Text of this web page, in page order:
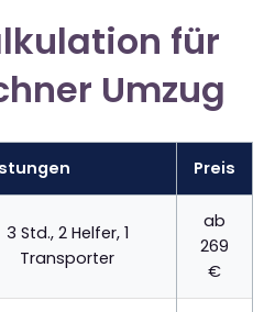
für
Umzug
Preis
3 Std., 2 Helfer, 1
Transporter
ab
269
€